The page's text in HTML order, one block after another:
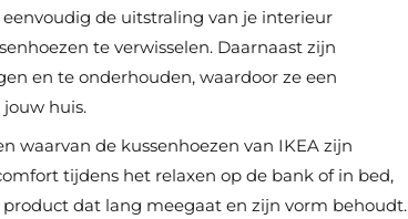
de uitstraling van je interieur
te verwisselen. Daarnaast zijn
en te onderhouden, waardoor ze een
huis.
waarvan de kussenhoezen van IKEA zijn
tijdens het relaxen op de bank of in bed,
dat lang meegaat en zijn vorm behoudt.